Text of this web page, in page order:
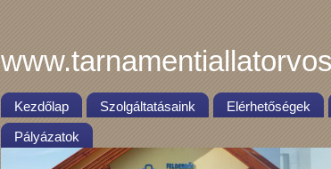
Kezdőlap Szolgáltatásaink Elérhetőségek
Pályázatok